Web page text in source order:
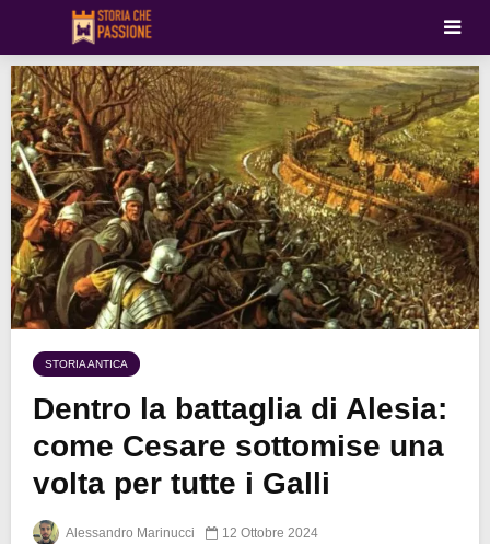
STORIA ANTICA
Dentro la battaglia di Alesia:
come Cesare sottomise una
volta per tutte i Galli
Alessandro Marinucci 12 Ottobre 2024